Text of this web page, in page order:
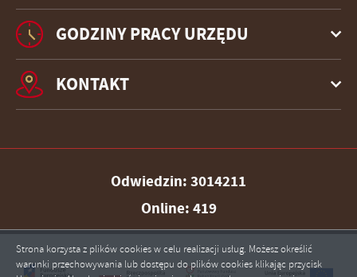
GODZINY PRACY URZĘDU
KONTAKT
Odwiedzin: 3014211
Online: 419
Strona korzysta z plików cookies w celu realizacji usług. Możesz określić
warunki przechowywania lub dostępu do plików cookies klikając przycisk